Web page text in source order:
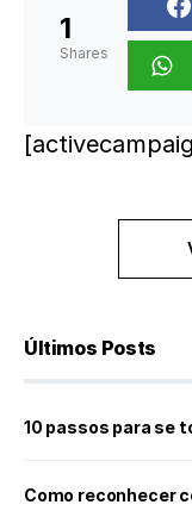
1
Shares
Últimos Posts
10 passos para se
Como reconhecer